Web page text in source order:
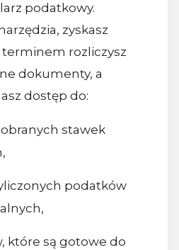
podatkowy.
zyskasz
rozliczysz
dokumenty, a
dostęp do:
stawek
podatków
które są gotowe do